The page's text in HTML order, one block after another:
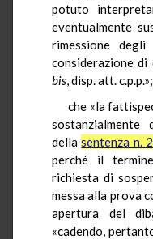
potuto
eventualmente
rimessione
considerazione
bis,disp. att. c.p.p.»;
che «la
dellasentenza n.
perché il
richiesta di
messa alla prova
apertura del
«cadendo,